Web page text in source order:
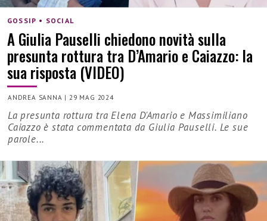
GOSSIP • SOCIAL
A Giulia Pauselli chiedono novità sulla
presunta rottura tra D’Amario e Caiazzo: la
sua risposta (VIDEO)
ANDREA SANNA | 29 MAG 2024
La presunta rottura tra Elena D'Amario e Massimiliano
Caiazzo è stata commentata da Giulia Pauselli. Le sue
parole...